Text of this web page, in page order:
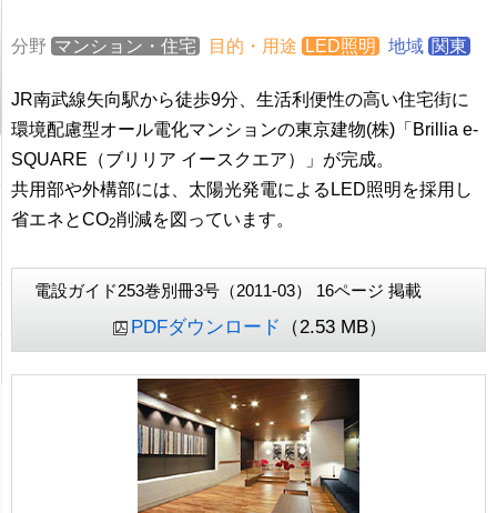
分野 マンション・住宅 目的・用途 LED照明 地域 関東
JR南武線矢向駅から徒歩9分、生活利便性の高い住宅街に
環境配慮型オール電化マンションの東京建物(株)「Brillia e-
SQUARE（ブリリア イースクエア）」が完成。
共用部や外構部には、太陽光発電によるLED照明を採用し
省エネとCO2削減を図っています。
電設ガイド253巻別冊3号（2011-03） 16ページ 掲載
PDFダウンロード （2.53 MB）